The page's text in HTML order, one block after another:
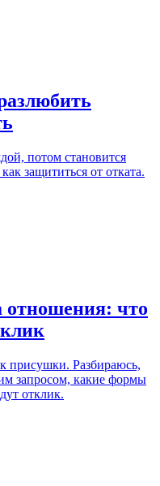
потом становится
защититься от отката.
отношения: что
присушки. Разбираюсь,
запросом, какие формы
отклик.